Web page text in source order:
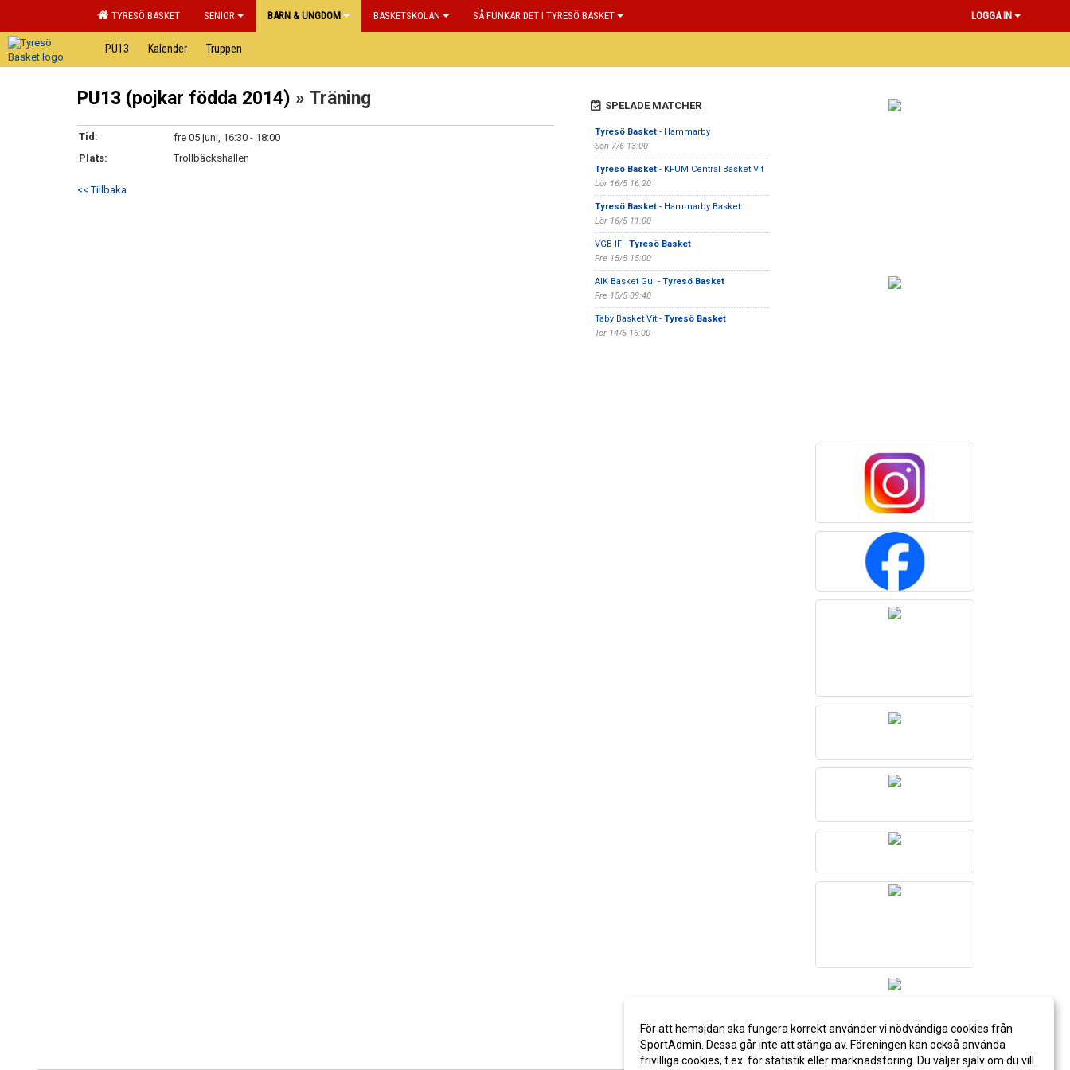
TYRESÖ BASKET SENIOR BARN & UNGDOM BASKETSKOLAN SÅ FUNKAR DET I TYRESÖ BASKET LOGGA IN
PU13 Kalender Truppen
PU13 (pojkar födda 2014) » Träning
Tid:
fre 05 juni, 16:30 - 18:00
Plats:
Trollbäckshallen
<< Tillbaka
SPELADE MATCHER
Tyresö Basket- Hammarby
Sön 7/6 13:00
Tyresö Basket- KFUM Central Basket Vit
Lör 16/5 16:20
Tyresö Basket- Hammarby Basket
Lör 16/5 11:00
VGB IF - Tyresö Basket
Fre 15/5 15:00
AIK Basket Gul - Tyresö Basket
Fre 15/5 09:40
Täby Basket Vit - Tyresö Basket
Tor 14/5 16:00
För att hemsidan ska fungera korrekt använder vi nödvändiga cookies från
SportAdmin. Dessa går inte att stänga av. Föreningen kan också använda
frivilliga cookies, t.ex. för statistik eller marknadsföring. Du väljer själv om du vill